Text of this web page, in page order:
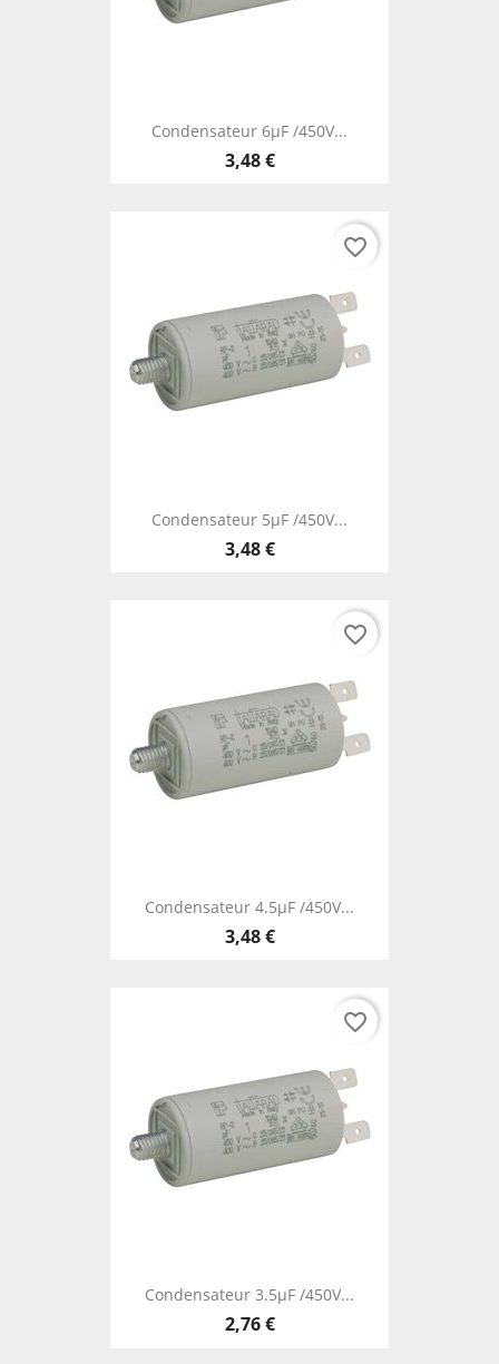
Condensateur 6µF /450V...
3,48 €
Condensateur 5µF /450V...
3,48 €
favorite_border
Condensateur 4.5µF /450V...
3,48 €
favorite_border
Condensateur 3.5µF /450V...
2,76 €
favorite_border